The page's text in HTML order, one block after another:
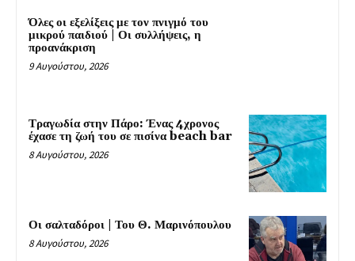
Όλες οι εξελίξεις με τον πνιγμό του
μικρού παιδιού | Οι συλλήψεις, η
προανάκριση
9 Αυγούστου, 2026
Τραγωδία στην Πάρο: Ένας 4χρονος
έχασε τη ζωή του σε πισίνα beach bar
8 Αυγούστου, 2026
Οι σαλταδόροι | Του Θ. Μαρινόπουλου
8 Αυγούστου, 2026